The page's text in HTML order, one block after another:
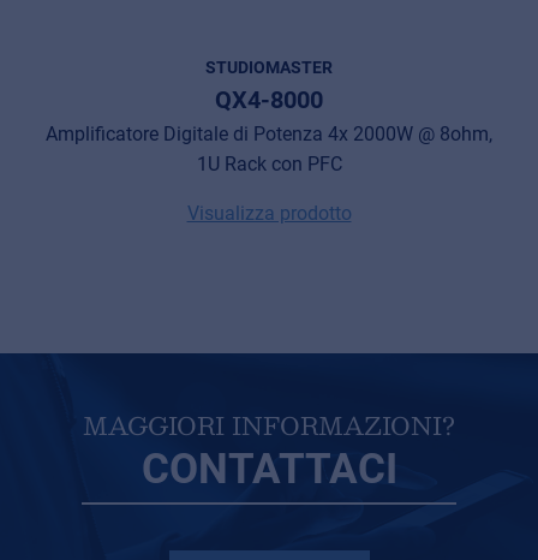
STUDIOMASTER
QX4-8000
Amplificatore Digitale di Potenza 4x 2000W @ 8ohm,
1U Rack con PFC
Visualizza prodotto
MAGGIORI INFORMAZIONI?
CONTATTACI